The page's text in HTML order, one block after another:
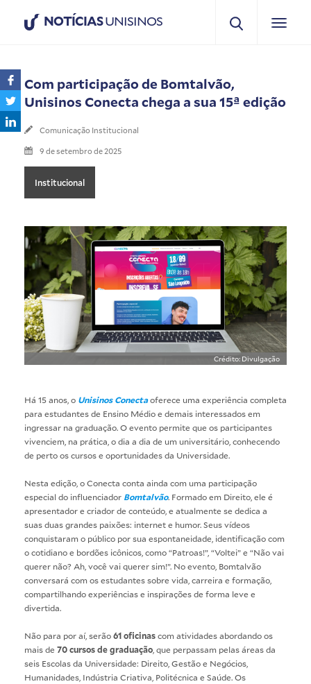
NOTÍCIASUNISINOS
Com participação de Bomtalvão,
Unisinos Conecta chega a sua 15ª edição
Comunicação Institucional
9 de setembro de 2025
Institucional
Crédito: Divulgação
Há 15 anos, o Unisinos Conectaoferece uma experiência completa
para estudantes de Ensino Médio e demais interessados em
ingressar na graduação. O evento permite que os participantes
vivenciem, na prática, o dia a dia de um universitário, conhecendo
de perto os cursos e oportunidades da Universidade.
Nesta edição, o Conecta conta ainda com uma participação
especial do influenciador Bomtalvão. Formado em Direito, ele é
apresentador e criador de conteúdo, e atualmente se dedica a
suas duas grandes paixões: internet e humor. Seus vídeos
conquistaram o público por sua espontaneidade, identificação com
o cotidiano e bordões icônicos, como “Patroas!”, “Voltei” e “Não vai
querer não? Ah, você vai querer sim!”. No evento, Bomtalvão
conversará com os estudantes sobre vida, carreira e formação,
compartilhando experiências e inspirações de forma leve e
divertida.
Não para por aí, serão61 oficinascom atividades abordando os
mais de 70 cursos de graduação , que perpassam pelas áreas da
seis Escolas da Universidade: Direito, Gestão e Negócios,
Humanidades, Indústria Criativa, Politécnica e Saúde. Os